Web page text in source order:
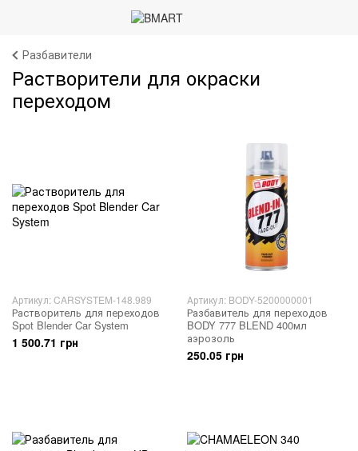
Разбавители
Растворители для окраски
переходом
Артикул: CARSYSTEM-148.989
Растворитель для переходов
Spot Blender Car System
1 500.71 грн
Артикул: BODY-5200000001
Разбавитель для переходов
BODY 777 BLEND 400мл
аэрозоль
250.05 грн